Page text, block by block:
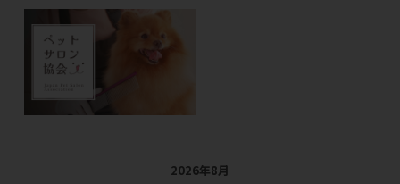
2026年8月